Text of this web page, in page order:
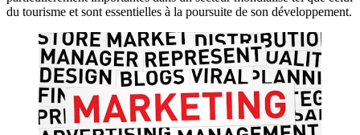
du tourisme et sont essentielles à la poursuite de son développement.